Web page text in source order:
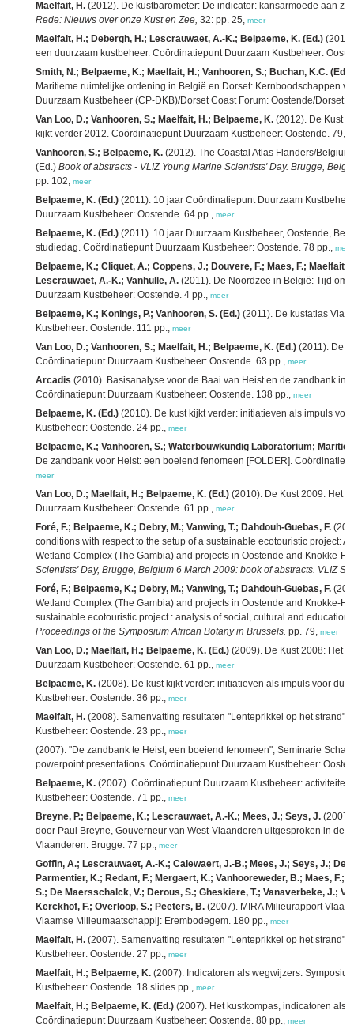
Maelfait, H. (2012). De kustbarometer: De indicator: kansarmoede aan
Rede: Nieuws over onze Kust en Zee, 32: pp. 25, meer
Maelfait, H.; Debergh, H.; Lescrauwaet, A.-K.; Belpaeme, K. (Ed.)
een duurzaam kustbeheer. Coördinatiepunt Duurzaam Kustbeheer:
Smith, N.; Belpaeme, K.; Maelfait, H.; Vanhooren, S.; Buchan, K.C. (Ed.)
Maritieme ruimtelijke ordening in België en Dorset: Kernboodschappen
Duurzaam Kustbeheer (CP-DKB)/Dorset Coast Forum: Oostende/Dorset.
Van Loo, D.; Vanhooren, S.; Maelfait, H.; Belpaeme, K. (2012). De Kust
kijkt verder 2012. Coördinatiepunt Duurzaam Kustbeheer: Oostende. 79,
Vanhooren, S.; Belpaeme, K. (2012). The Coastal Atlas Flanders/
(Ed.) Book of abstracts - VLIZ Young Marine Scientists' Day. Brugge,
pp. 102, meer
Belpaeme, K. (Ed.) (2011). 10 jaar Coördinatiepunt Duurzaam
Duurzaam Kustbeheer: Oostende. 64 pp., meer
Belpaeme, K. (Ed.) (2011). 10 jaar Duurzaam Kustbeheer, Oostende,
studiedag. Coördinatiepunt Duurzaam Kustbeheer: Oostende. 78 pp., meer
Belpaeme, K.; Cliquet, A.; Coppens, J.; Douvere, F.; Maes, F.;
Lescrauwaet, A.-K.; Vanhulle, A. (2011). De Noordzee in België: Tijd om
Duurzaam Kustbeheer: Oostende. 4 pp., meer
Belpaeme, K.; Konings, P.; Vanhooren, S. (Ed.) (2011). De kustatlas
Kustbeheer: Oostende. 111 pp., meer
Van Loo, D.; Vanhooren, S.; Maelfait, H.; Belpaeme, K. (Ed.) (2011). De
Coördinatiepunt Duurzaam Kustbeheer: Oostende. 63 pp., meer
Arcadis (2010). Basisanalyse voor de Baai van Heist en de zandbank in
Coördinatiepunt Duurzaam Kustbeheer: Oostende. 138 pp., meer
Belpaeme, K. (Ed.) (2010). De kust kijkt verder: initiatieven als impuls
Kustbeheer: Oostende. 24 pp., meer
Belpaeme, K.; Vanhooren, S.; Waterbouwkundig Laboratorium;
De zandbank voor Heist: een boeiend fenomeen [FOLDER].
meer
Van Loo, D.; Maelfait, H.; Belpaeme, K. (Ed.) (2010). De Kust 2009: Het
Duurzaam Kustbeheer: Oostende. 61 pp., meer
Foré, F.; Belpaeme, K.; Debry, M.; Vanwing, T.; Dahdouh-Guebas, F.
conditions with respect to the setup of a sustainable ecotouristic project:
Wetland Complex (The Gambia) and projects in Oostende and Knokke-
Scientists' Day, Brugge, Belgium 6 March 2009: book of abstracts. VLIZ
Foré, F.; Belpaeme, K.; Debry, M.; Vanwing, T.; Dahdouh-Guebas, F.
Wetland Complex (The Gambia) and projects in Oostende and Knokke-
sustainable ecotouristic project : analysis of social, cultural and
Proceedings of the SymposiumAfrican Botany in Brussels. pp. 79, meer
Van Loo, D.; Maelfait, H.; Belpaeme, K. (Ed.) (2009). De Kust 2008: Het
Duurzaam Kustbeheer: Oostende. 61 pp., meer
Belpaeme, K. (2008). De kust kijkt verder: initiatieven als impuls voor
Kustbeheer: Oostende. 36 pp., meer
Maelfait, H. (2008). Samenvatting resultaten "Lenteprikkel op het strand"
Kustbeheer: Oostende. 23 pp., meer
(2007). "De zandbank te Heist, een boeiend fenomeen", Seminarie
powerpoint presentations. Coördinatiepunt Duurzaam Kustbeheer:
Belpaeme, K. (2007). Coördinatiepunt Duurzaam Kustbeheer:
Kustbeheer: Oostende. 71 pp., meer
Breyne, P.; Belpaeme, K.; Lescrauwaet, A.-K.; Mees, J.; Seys, J.
door Paul Breyne, Gouverneur van West-Vlaanderen uitgesproken in de
Vlaanderen: Brugge. 77 pp., meer
Goffin, A.; Lescrauwaet, A.-K.; Calewaert, J.-B.; Mees, J.; Seys, J.;
Parmentier, K.; Redant, F.; Mergaert, K.; Vanhooreweder, B.; Maes, F.;
S.; De Maersschalck, V.; Derous, S.; Gheskiere, T.; Vanaverbeke, J.;
Kerckhof, F.; Overloop, S.; Peeters, B. (2007). MIRA Milieurapport
Vlaamse Milieumaatschappij: Erembodegem. 180 pp., meer
Maelfait, H. (2007). Samenvatting resultaten "Lenteprikkel op het strand"
Kustbeheer: Oostende. 27 pp., meer
Maelfait, H.; Belpaeme, K. (2007). Indicatoren als wegwijzers.
Kustbeheer: Oostende. 18 slides pp., meer
Maelfait, H.; Belpaeme, K. (Ed.) (2007). Het kustkompas, indicatoren als
Coördinatiepunt Duurzaam Kustbeheer: Oostende. 80 pp., meer